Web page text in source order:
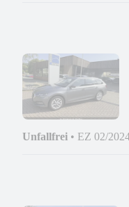
Unfallfrei • EZ 02/